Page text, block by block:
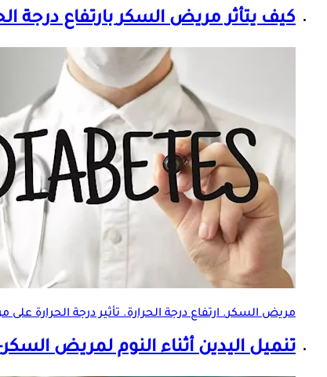
كيف يتأثرمريض السكربارتفاع درجة
مريض السكر. ارتفاع درجة الحرارة. تأثير درجة الحرارة على
تنميل اليدين أثناء النوم لمريض السكر